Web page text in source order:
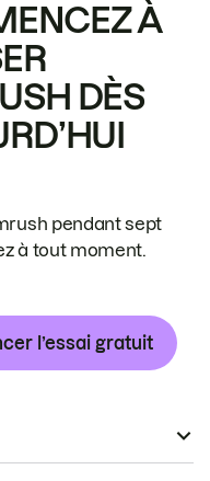
À
DÈS
pendant sept
à tout moment.
l’essai gratuit